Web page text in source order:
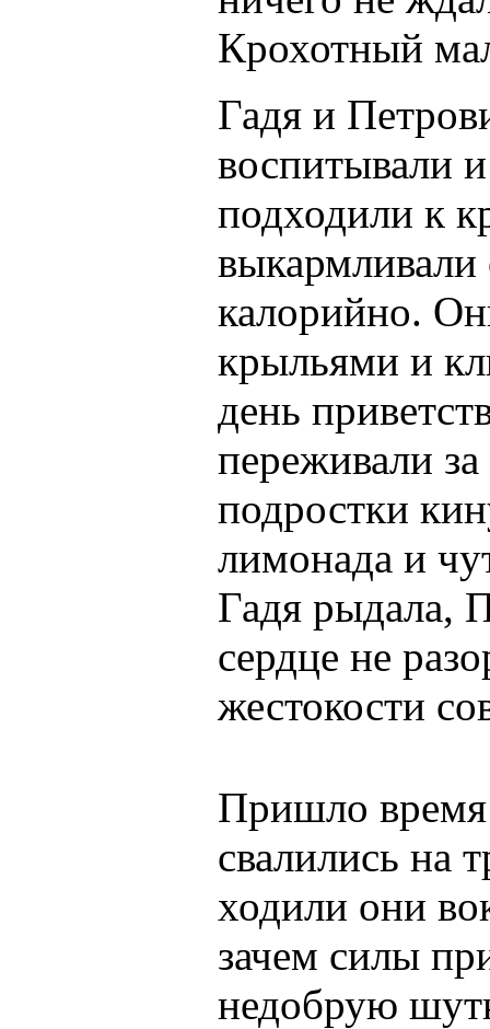
Крохотный
Гадя и
воспитывали
подходили к
выкармливали
калорийно.
крыльями и
день
переживали
подростки
лимонада и
Гадя рыдала,
сердце не
жестокости
Пришло
свалились на
ходили они
зачем силы
недобрую